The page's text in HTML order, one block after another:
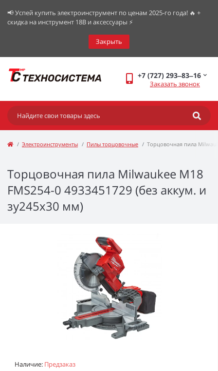
📢 Успей купить электроинструмент по ценам 2025-го года! 🔥 +
скидка на инструмент 18В и аксессуары ⚡️
Закрыть
+7 (727) 293‒83‒16
Заказать звонок
Электроинструменты Пилы торцовочные Торцовочная пила
Торцовочная пила Milwaukee M18
FMS254-0 4933451729 (без аккум. и
зу245x30 мм)
Наличие: Предзаказ